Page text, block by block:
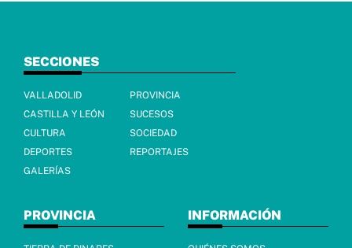
SECCIONES
VALLADOLID
PROVINCIA
CASTILLA Y LEÓN
SUCESOS
CULTURA
SOCIEDAD
DEPORTES
REPORTAJES
GALERÍAS
PROVINCIA INFORMACIÓN